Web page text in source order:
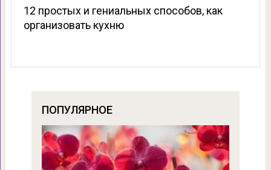
12 простых и гениальных способов, как
организовать кухню
ПОПУЛЯРНОЕ